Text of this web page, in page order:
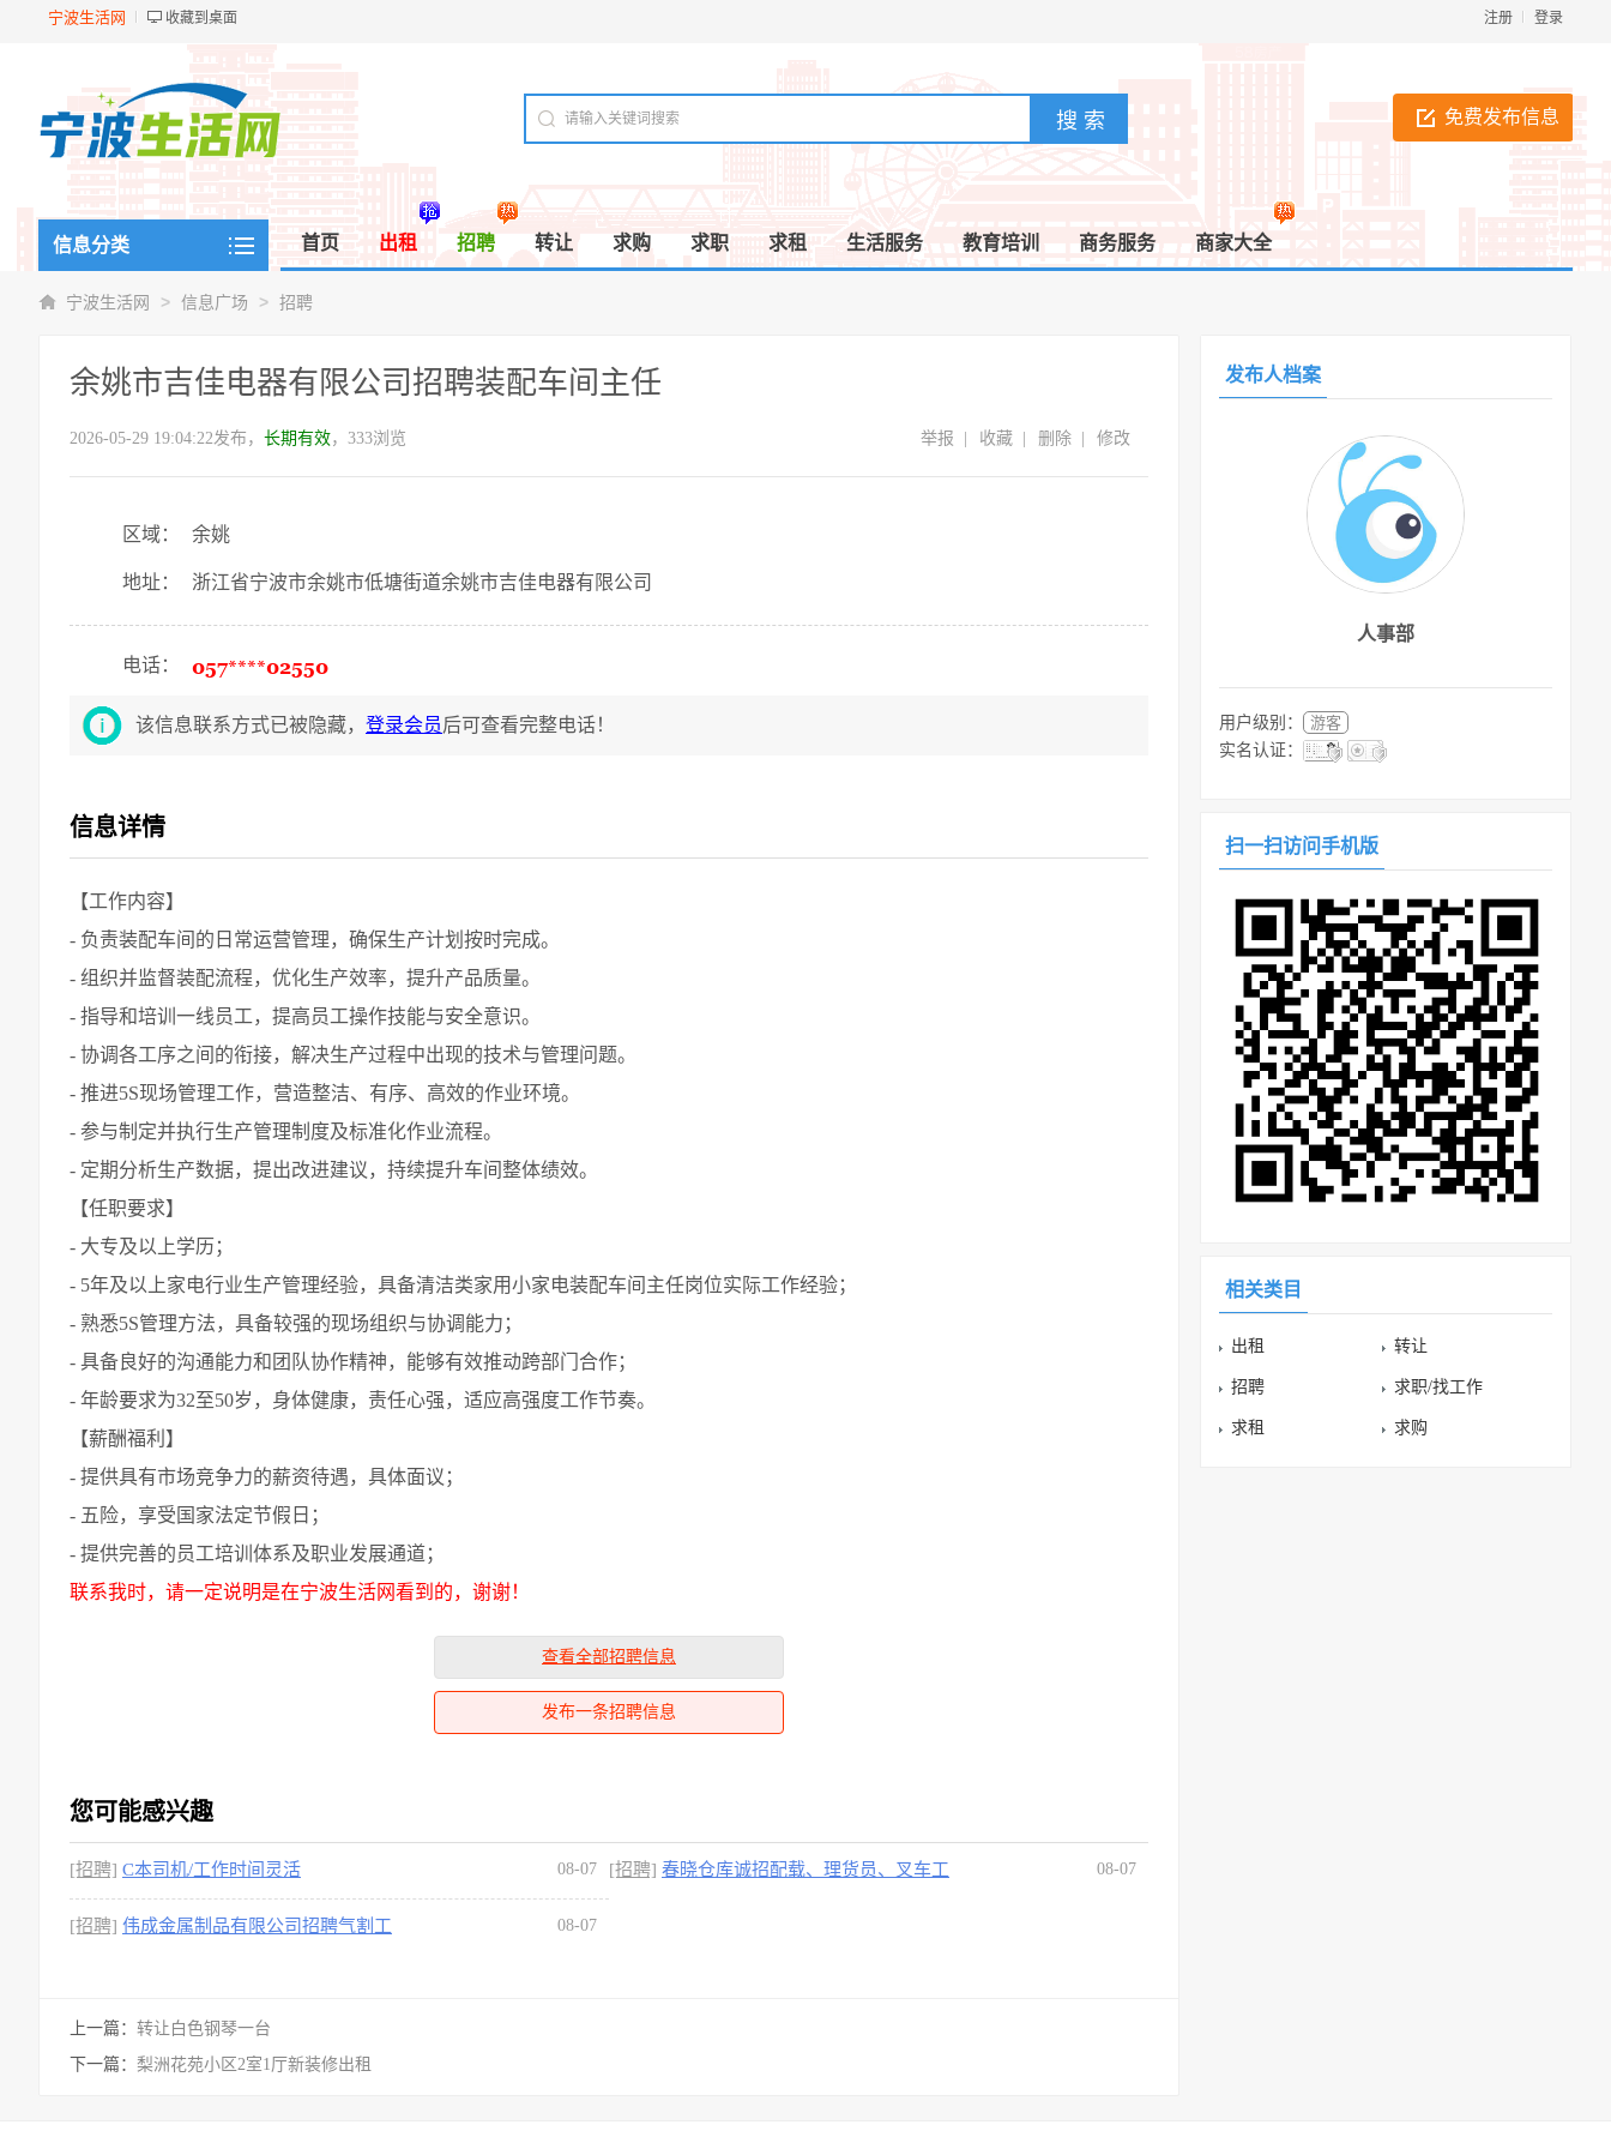
宁波生活网 收藏到桌面 登录
注册
免费发布信息
信息分类 首页 出租 招聘 转让 求购 求职 求租 生活服务 教育培训 商务服务 商家大全
宁波生活网 > 信息广场 > 招聘
余姚市吉佳电器有限公司招聘装配车间主任
2026-05-29 19:04:22发布， 长期有效，333浏览 修改
删除
收藏
举报
区域： 余姚
地址： 浙江省宁波市余姚市低塘街道余姚市吉佳电器有限公司
电话：
该信息联系方式已被隐藏， 登录会员后可查看完整电话！
信息详情
【工作内容】
- 负责装配车间的日常运营管理，确保生产计划按时完成。
- 组织并监督装配流程，优化生产效率，提升产品质量。
- 指导和培训一线员工，提高员工操作技能与安全意识。
- 协调各工序之间的衔接，解决生产过程中出现的技术与管理问题。
- 推进5S现场管理工作，营造整洁、有序、高效的作业环境。
- 参与制定并执行生产管理制度及标准化作业流程。
- 定期分析生产数据，提出改进建议，持续提升车间整体绩效。
【任职要求】
- 大专及以上学历；
- 5年及以上家电行业生产管理经验，具备清洁类家用小家电装配车间主任岗位实际工作经验；
- 熟悉5S管理方法，具备较强的现场组织与协调能力；
- 具备良好的沟通能力和团队协作精神，能够有效推动跨部门合作；
- 年龄要求为32至50岁，身体健康，责任心强，适应高强度工作节奏。
【薪酬福利】
- 提供具有市场竞争力的薪资待遇，具体面议；
- 五险，享受国家法定节假日；
- 提供完善的员工培训体系及职业发展通道；
联系我时，请一定说明是在宁波生活网看到的，谢谢！
查看全部招聘信息
发布一条招聘信息
您可能感兴趣
[招聘] C本司机/工作时间灵活 08-07 [招聘] 春晓仓库诚招配载、理货员、叉车工 08-07
[招聘] 伟成金属制品有限公司招聘气割工 08-07
上一篇： 转让白色钢琴一台
下一篇： 梨洲花苑小区2室1厅新装修出租
发布人档案
人事部
用户级别：
游客
实名认证：
扫一扫访问手机版
相关类目
出租 转让
招聘 求职/找工作
求租 求购